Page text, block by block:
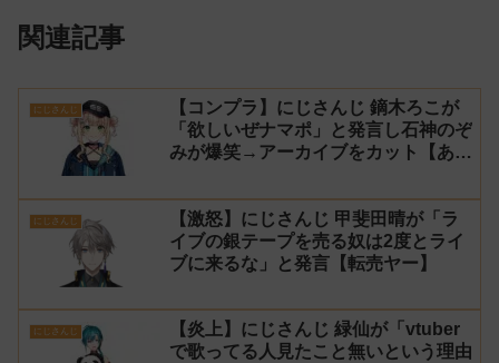
関連記事
にじさんじ
【コンプラ】にじさんじ 鏑木ろこが
「欲しいぜナマポ」と発言し石神のぞ
みが爆笑→アーカイブをカット【あら
にじさんじ
【激怒】にじさんじ 甲斐田晴が「ラ
イブの銀テープを売る奴は2度とライ
ブに来るな」と発言【転売ヤー】
にじさんじ
【炎上】にじさんじ 緑仙が「vtuber
で歌ってる人見たこと無いという理由